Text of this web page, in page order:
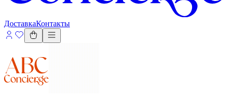
ДоставкаКонтакты